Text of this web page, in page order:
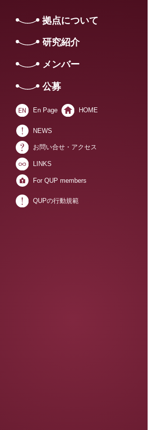
拠点について
研究紹介
メンバー
公募
En Page HOME
NEWS
お問い合せ・アクセス
LINKS
For QUP members
QUPの行動規範